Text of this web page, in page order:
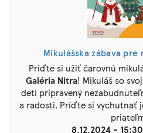
Mikulášska zábava
Príďte si užiť čarovnú
Galéria Nitra! Mikuláš so
deti pripravený
a radosti. Príďte si vychutnať
8.12.2024 -